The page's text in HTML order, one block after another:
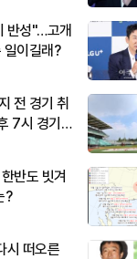
반성"…고개
일이길래?
전 경기 취
7시 경기
반도 빗겨
?
시 떠오른